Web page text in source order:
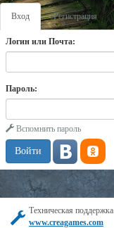
Вход Регистрация
Логин или Почта:
Пароль:
Вспомнить пароль
Техническая поддержка
www.creagames.com